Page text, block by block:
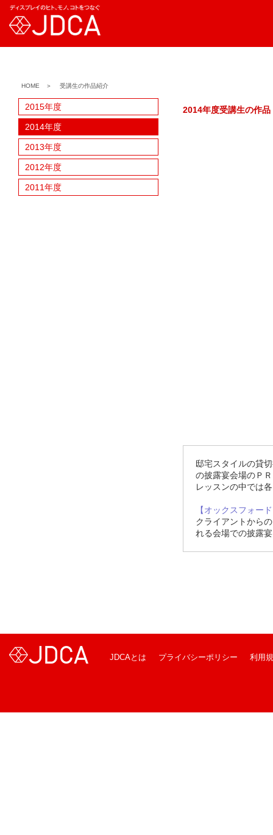
HOME ＞ 受講生の作品紹介
2015年度
2014年度
2013年度
2012年度
2011年度
2014年度受講生の作品
邸宅スタイルの貸
の披露宴会場のＰ
レッスンの中では
【オックスフォー
クライアントから
れる会場での披露宴
JDCAとは プライバシーポリシー 利用